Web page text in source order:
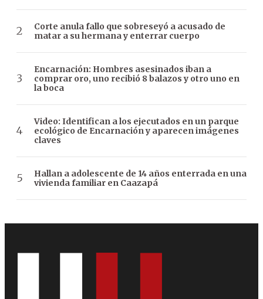
Corte anula fallo que sobreseyó a acusado de
matar a su hermana y enterrar cuerpo
Encarnación: Hombres asesinados iban a
comprar oro, uno recibió 8 balazos y otro uno en
la boca
Video: Identifican a los ejecutados en un parque
ecológico de Encarnación y aparecen imágenes
claves
Hallan a adolescente de 14 años enterrada en una
vivienda familiar en Caazapá